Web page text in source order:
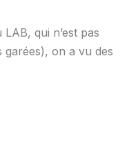
qui n’est pas
garées), on a vu des